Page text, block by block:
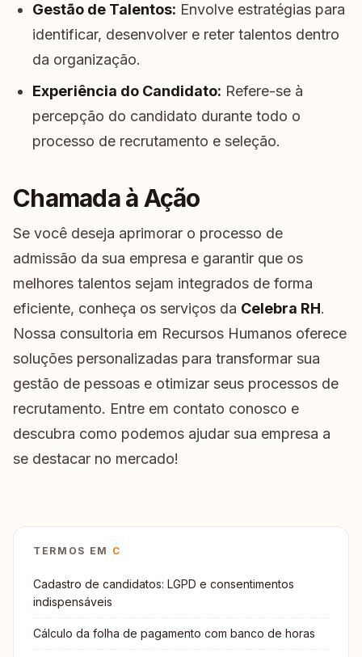
Gestão de Talentos: Envolve estratégias para
identificar, desenvolver e reter talentos dentro
da organização.
Experiência do Candidato: Refere-se à
percepção do candidato durante todo o
processo de recrutamento e seleção.
Chamada à Ação
Se você deseja aprimorar o processo de
admissão da sua empresa e garantir que os
melhores talentos sejam integrados de forma
eficiente, conheça os serviços da Celebra RH.
Nossa consultoria em Recursos Humanos oferece
soluções personalizadas para transformar sua
gestão de pessoas e otimizar seus processos de
recrutamento. Entre em contato conosco e
descubra como podemos ajudar sua empresa a
se destacar no mercado!
TERMOS EM C
Cadastro de candidatos: LGPD e consentimentos
indispensáveis
Cálculo da folha de pagamento com banco de horas